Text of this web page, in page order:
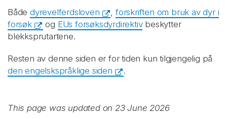
Både dyrevelferdsloven ,forskriften om bruk av dyr i
forsøk
og EUs forsøksdyrdirektivbeskytter
blekksprutartene.
Resten av denne siden er for tiden kun tilgjengelig på
den engelskspråklige siden
.
This page was updated on 23 June 2026